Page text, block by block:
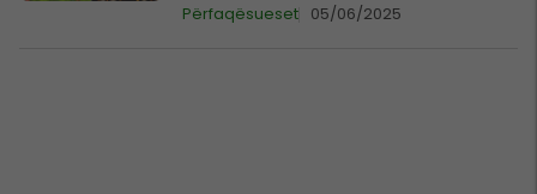
Përfaqësueset 05/06/2025